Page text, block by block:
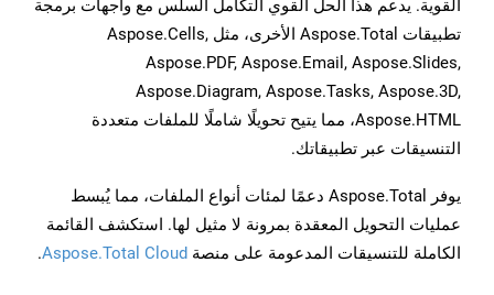
القوية. يدعم هذا الحل القوي التكامل السلس مع واجهات برمجة
تطبيقات Aspose.Total الأخرى، مثل Aspose.Cells,
Aspose.PDF, Aspose.Email, Aspose.Slides,
Aspose.Diagram, Aspose.Tasks, Aspose.3D,
Aspose.HTML، مما يتيح تحويلًا شاملًا للملفات متعددة
التنسيقات عبر تطبيقاتك.
يوفر Aspose.Total دعمًا لمئات أنواع الملفات، مما يُبسط
عمليات التحويل المعقدة بمرونة لا مثيل لها. استكشف القائمة
الكاملة للتنسيقات المدعومة على منصة Aspose.Total Cloud
.